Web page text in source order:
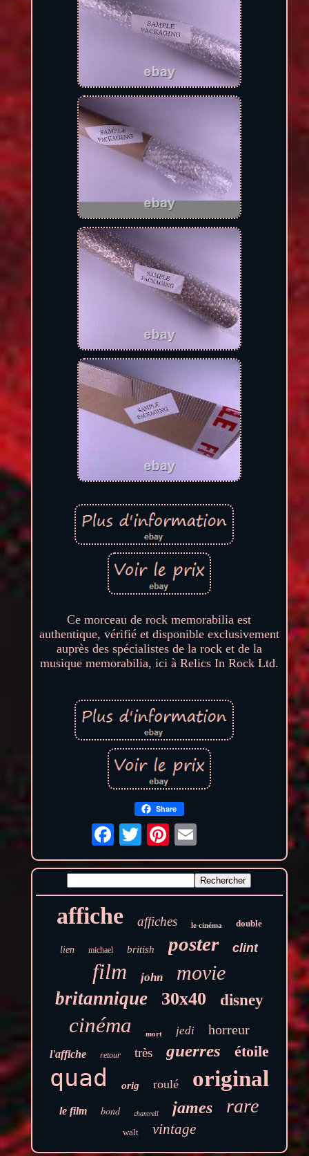
Ce morceau de rock memorabilia est
authentique, vérifié et disponible exclusivement
auprès des spécialistes de la rock et de la
musique memorabilia, ici à Relics In Rock Ltd.
Share
affiche affiches le cinéma double
lien michael british poster clint
film john movie
britannique 30x40 disney
cinéma mort jedi horreur
l'affiche retour très guerres étoile
quad orig roulé original
le film bond chantrell james rare
walt vintage